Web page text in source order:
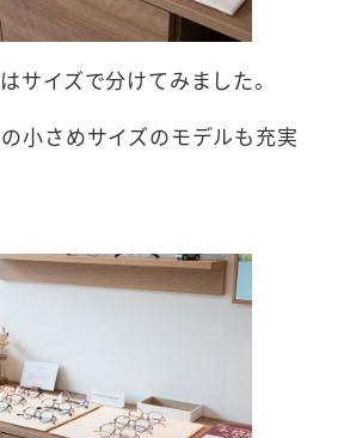
サイズで分けてみました。
小さめサイズのモデルも充実